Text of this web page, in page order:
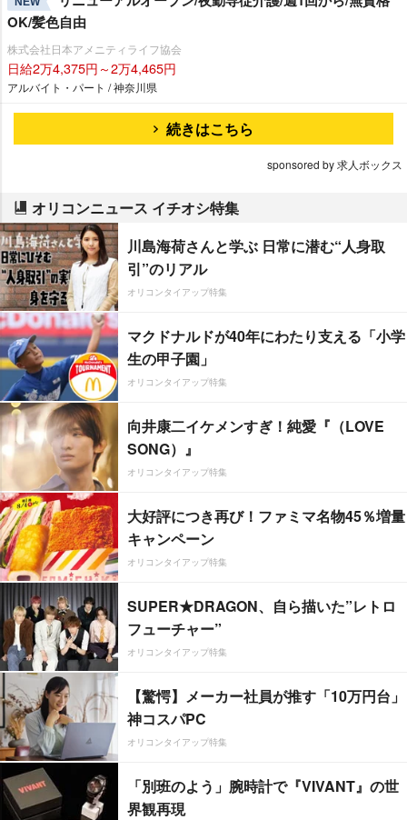
OK/髪色自由
株式会社日本アメニティライフ協会
日給2万4,375円～2万4,465円
アルバイト・パート / 神奈川県
続きはこちら
sponsored by 求人ボックス
オリコンニュース イチオシ特集
川島海荷さんと学ぶ 日常に潜む“人身取
引”のリアル
オリコンタイアップ特集
マクドナルドが40年にわたり支える「小学
生の甲子園」
オリコンタイアップ特集
向井康二イケメンすぎ！純愛『（LOVE
SONG）』
オリコンタイアップ特集
大好評につき再び！ファミマ名物45％増量
キャンペーン
オリコンタイアップ特集
SUPER★DRAGON、自ら描いた”レトロ
フューチャー”
オリコンタイアップ特集
【驚愕】メーカー社員が推す「10万円台」
神コスパPC
オリコンタイアップ特集
「別班のよう」腕時計で『VIVANT』の世
界観再現